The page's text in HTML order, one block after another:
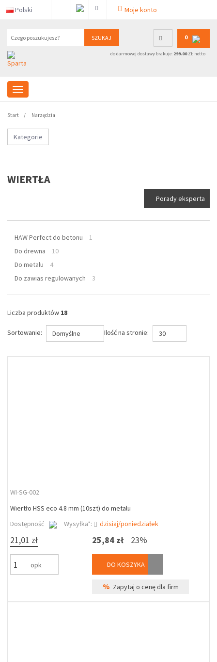
Polski Moje konto
SZUKAJ 0
do darmowej dostawy brakuje: 299.00ZŁ netto
Start Narzędzia
Kategorie
WIERTŁA
Porady eksperta
HAW Perfect do betonu
1
Do drewna
10
Do metalu
4
Do zawias regulowanych
3
Liczba produktów 18
Sortowanie: Domyślne Ilość na stronie: 30
WI-SG-002
Wiertło HSS eco 4.8 mm (10szt) do metalu
Dostępność
Wysyłka*: dzisiaj/poniedziałek
21,01 zł
opk
25,84 zł 23%
DO KOSZYKA
% Zapytaj o cenę dla firm